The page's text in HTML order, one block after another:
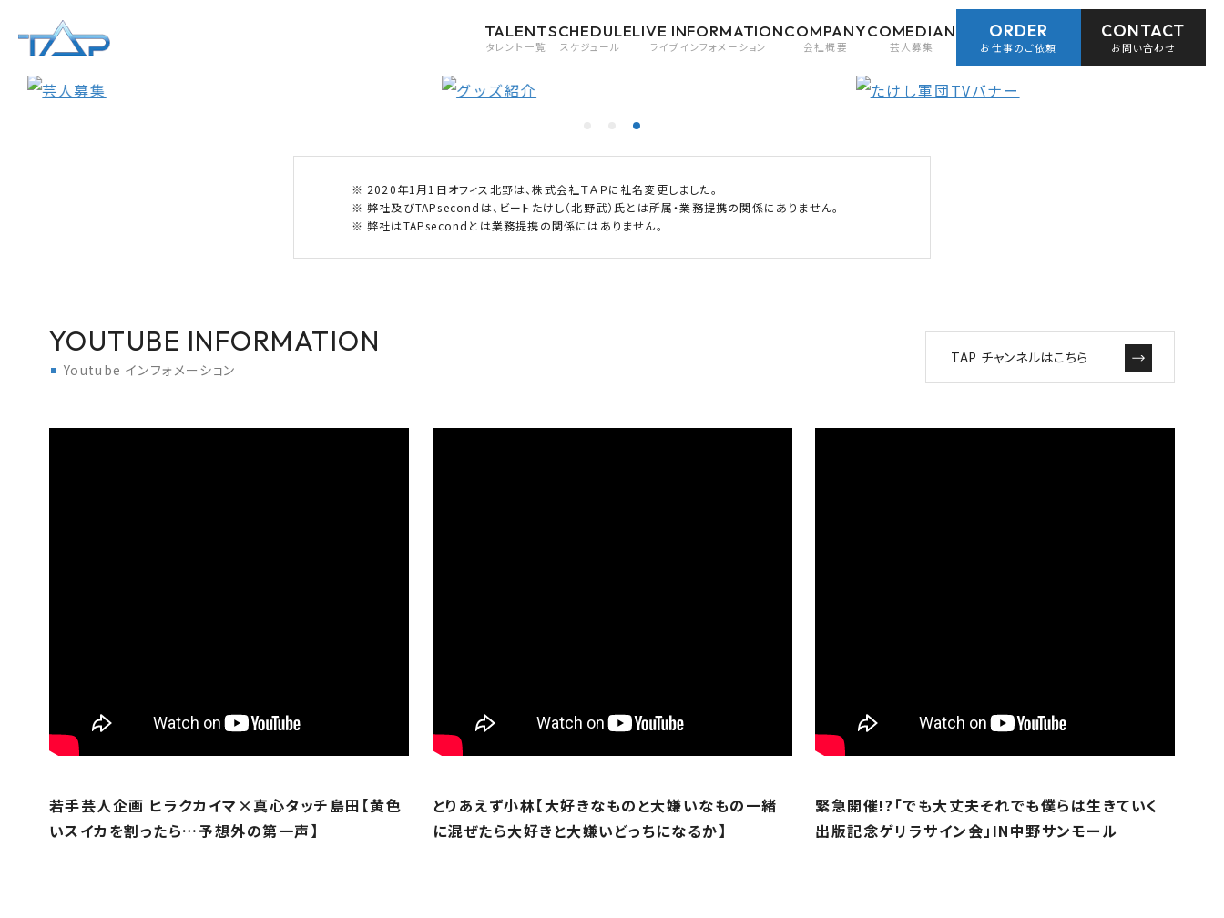
TALENT
タレント一覧
SCHEDULE
スケジュール
LIVE INFORMATION
ライブインフォメーション
COMPANY
会社概要
COMEDIAN
芸人募集
ORDER
お仕事のご依頼
CONTACT
お問い合わせ
2020年1月1日オフィス北野は、株式会社ＴＡＰに社名変更しました。
弊社及びTAPsecondは、ビートたけし（北野武）氏とは所属・業務提携の関係にありません。
弊社はTAPsecondとは業務提携の関係にはありません。
YOUTUBE INFORMATION
Youtube インフォメーション
TAP チャンネルはこちら
若手芸人企画 ヒラクカイマ×真心タッチ島田【黄色
いスイカを割ったら…予想外の第一声】
とりあえず小林【大好きなものと大嫌いなもの一緒
に混ぜたら大好きと大嫌いどっちになるか】
緊急開催!?「でも大丈夫それでも僕らは生きていく
出版記念ゲリラサイン会」IN中野サンモール